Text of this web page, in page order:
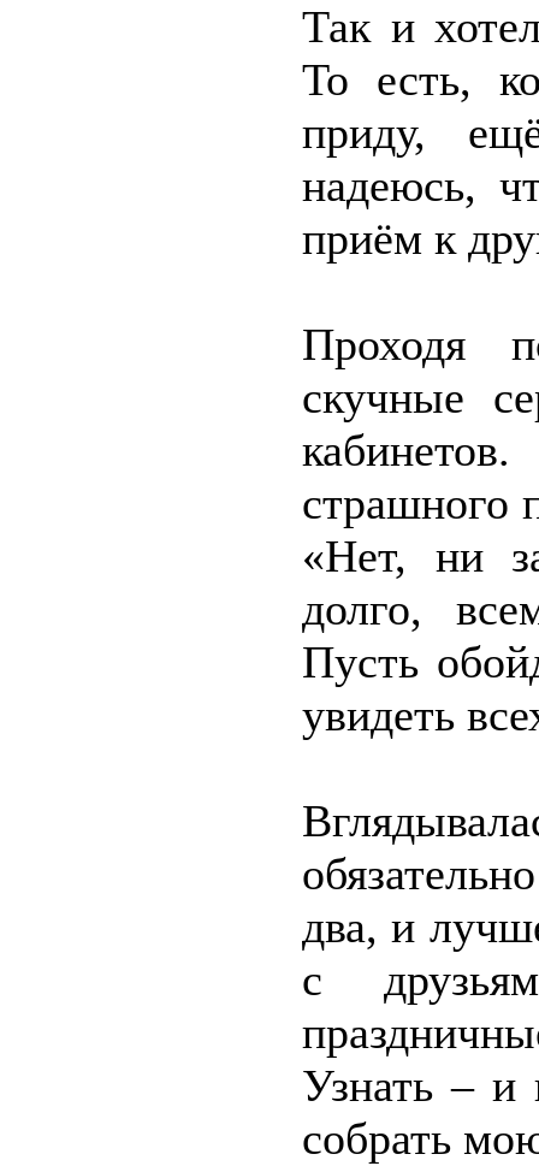
Так и
То есть,
приду,
надеюсь,
приём к
Проходя
скучные
страшного
«Нет, ни
долго,
Пусть
увидеть
два, и
с
Узнать – и
собрать